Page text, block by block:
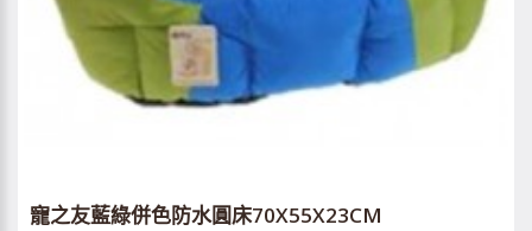
寵之友藍綠併色防水圓床70X55X23CM